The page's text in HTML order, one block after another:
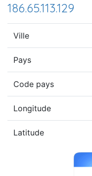
186.65.113.129
Ville
Pays
Code pays
Longitude
Latitude